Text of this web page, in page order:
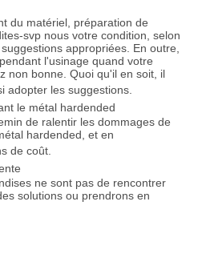
du matériel, préparation de
svp nous votre condition, selon
appropriées. En outre,
l'usinage quand votre
non bonne. Quoi qu'il en soit, il
adopter les suggestions.
le métal hardended
de ralentir les dommages de
hardended, et en
de coût.
ne sont pas de rencontrer
solutions ou prendrons en